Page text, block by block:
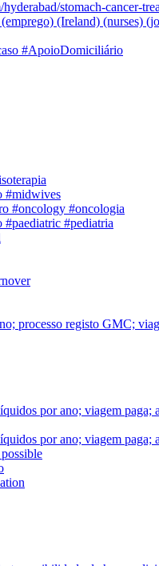
stomach-cancer-
(Ireland) (nurses)
#ApoioDomiciliário
#midwives
#oncology #oncologia
#paediatric #pediatria
processo registo GMC;
por ano; viagem paga;
por ano; viagem paga;